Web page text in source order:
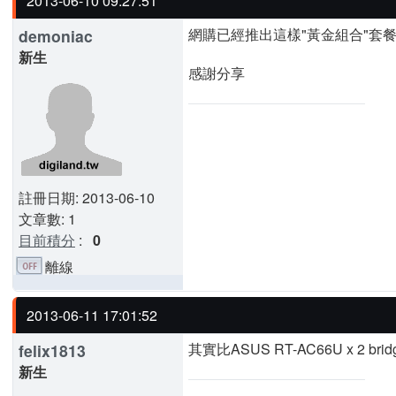
demoniac
新生
註冊日期: 2013-06-10
文章數: 1
目前積分 : 0
網購已經推出這樣"黃金組合"套
感謝分享
離線
2013-06-11 17:01:52
felix1813
新生
其實比ASUS RT-AC66U x 2